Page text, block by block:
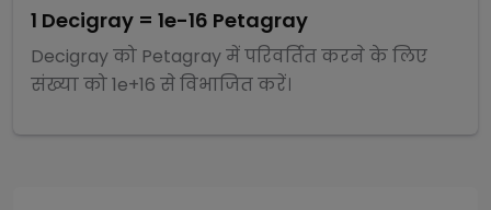
1 Decigray = 1e-16 Petagray
Decigrayको Petagrayमें परिवर्तित करने के लिए
संख्या को1e+16 सेविभाजितकरें।